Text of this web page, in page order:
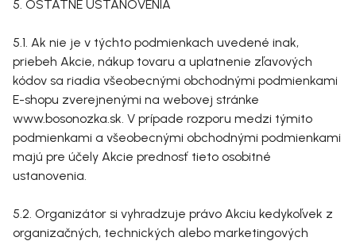
5. OSTATNÉ USTANOVENIA
5.1. Ak nie je v týchto podmienkach uvedené inak,
priebeh Akcie, nákup tovaru a uplatnenie zľavových
kódov sa riadia všeobecnými obchodnými podmienkami
E-shopu zverejnenými na webovej stránke
www.bosonozka.sk. V prípade rozporu medzi týmito
podmienkami a všeobecnými obchodnými podmienkami
majú pre účely Akcie prednosť tieto osobitné
ustanovenia.
5.2. Organizátor si vyhradzuje právo Akciu kedykoľvek z
organizačných, technických alebo marketingových